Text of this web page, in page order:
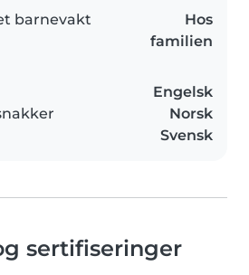
barnevakt
Hos
familien
Engelsk
Norsk
Svensk
sertifiseringer